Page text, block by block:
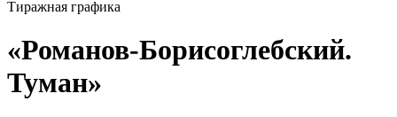
Тиражная графика
«Романов-Борисоглебский.
Туман»